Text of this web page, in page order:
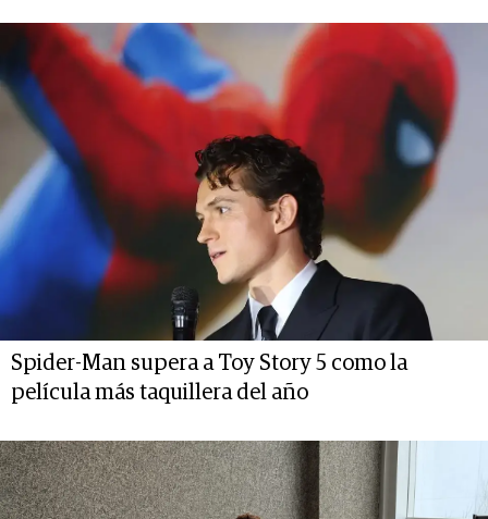
Spider-Man supera a Toy Story 5 como la
película más taquillera del año